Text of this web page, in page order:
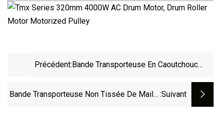
Précédent:Bande Transporteuse En Caoutchouc
Transporteuse De Pli De Textile
Bande Transporteuse Non Tissée De Maille :suivant